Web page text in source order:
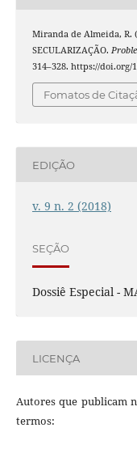
Miranda de Almeida, R.
SECULARIZAÇÃO.
314–328. https://doi.org/
Fomatos de
EDIÇÃO
v. 9 n. 2 (2018)
SEÇÃO
Dossiê Especial -
LICENÇA
Autores que publicam
termos: